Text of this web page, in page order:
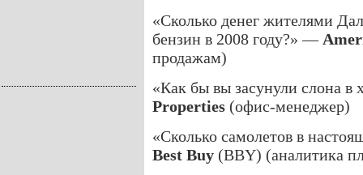
«Сколько денег жителями
бензин в 2008 году?» —
продажам)
«Как бы вы засунули слона
Properties (офис-менеджер)
«Сколько самолетов в
Best Buy (BBY) (аналитика